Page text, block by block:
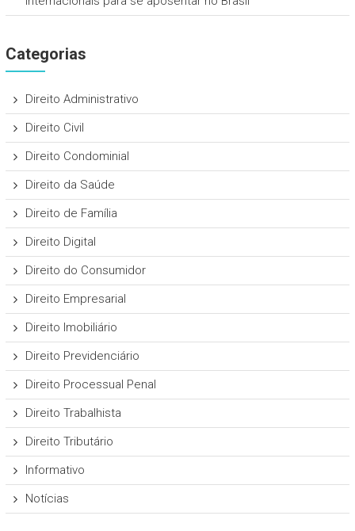
Categorias
Direito Administrativo
Direito Civil
Direito Condominial
Direito da Saúde
Direito de Família
Direito Digital
Direito do Consumidor
Direito Empresarial
Direito Imobiliário
Direito Previdenciário
Direito Processual Penal
Direito Trabalhista
Direito Tributário
Informativo
Notícias